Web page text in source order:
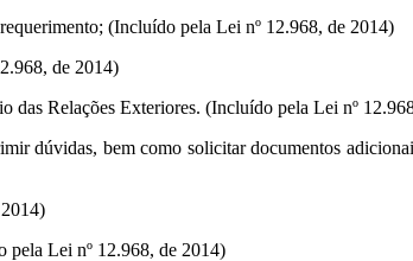
(Incluído pela Lei nº 12.968, de 2014)
de 2014)
Relações Exteriores. (Incluído pela Lei nº
dúvidas, bem como solicitar documentos
pela Lei nº 12.968, de 2014)